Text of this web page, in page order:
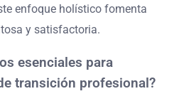
enfoque holístico fomenta
y satisfactoria.
esenciales para
transición profesional?